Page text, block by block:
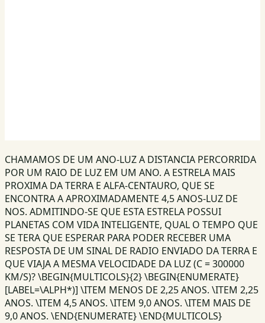
CHAMAMOS DE UM ANO-LUZ A DISTANCIA PERCORRIDA
POR UM RAIO DE LUZ EM UM ANO. A ESTRELA MAIS
PROXIMA DA TERRA E ALFA-CENTAURO, QUE SE
ENCONTRA A APROXIMADAMENTE 4,5 ANOS-LUZ DE
NOS. ADMITINDO-SE QUE ESTA ESTRELA POSSUI
PLANETAS COM VIDA INTELIGENTE, QUAL O TEMPO QUE
SE TERA QUE ESPERAR PARA PODER RECEBER UMA
RESPOSTA DE UM SINAL DE RADIO ENVIADO DA TERRA E
QUE VIAJA A MESMA VELOCIDADE DA LUZ (C = 300000
KM/S)? \BEGIN{MULTICOLS}{2} \BEGIN{ENUMERATE}
[LABEL=\ALPH*)] \ITEM MENOS DE 2,25 ANOS. \ITEM 2,25
ANOS. \ITEM 4,5 ANOS. \ITEM 9,0 ANOS. \ITEM MAIS DE
9,0 ANOS. \END{ENUMERATE} \END{MULTICOLS}